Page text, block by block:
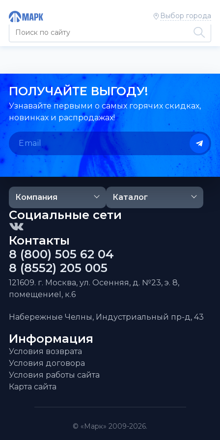
Выбор города
ПОЛУЧАЙТЕ ВЫГОДУ!
Узнавайте первыми о самых горячих скидках,
новинках и распродажах!
Компания Каталог
Информация
Условия возврата
Условия договора
Условия работы сайта
Карта сайта
Контакты
8 (800) 505 62 04
8 (8552) 205 005
121609. г. Москва, ул. Осенняя, д. №23, э. 8,
помещениеI, к.6
Набережные Челны, Индустриальный пр-д, 43
Социальные сети
© «Марк» 2009-2026.